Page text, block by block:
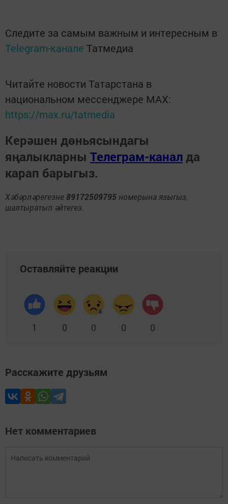
Следите за самым важным и интересным в
Telegram-канале Татмедиа
Читайте новости Татарстана в
национальном мессенджере MАХ:
https://max.ru/tatmedia
Керәшен дөньясындагы
яңалыкларны Телеграм-канал да
карап барыгыз.
Хәбәрләрегезне 89172509795 номерына языгыз,
шалтыратып әйтегез.
Оставляйте реакции
1 0 0 0 0
Расскажите друзьям
Нет комментариев